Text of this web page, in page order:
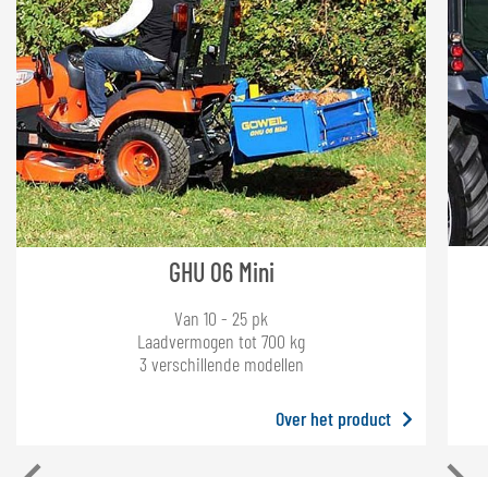
GHU 06 Mini
Van 10 - 25 pk
Laadvermogen tot 700 kg
3 verschillende modellen
Over het product